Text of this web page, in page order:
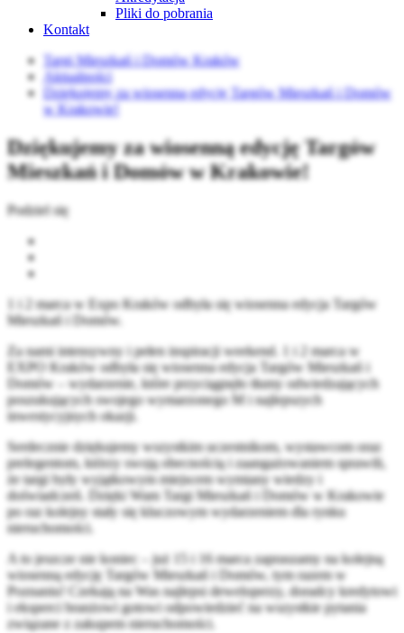
Pliki do pobrania
Kontakt
Targi Mieszkań i Domów Kraków
Aktualności
Dziękujemy za wiosenną edycję Targów Mieszkań i Domów
w Krakowie!
Dziękujemy za wiosenną edycję Targów
Mieszkań i Domów w Krakowie!
Podziel się
1 i 2 marca w Expo Kraków odbyła się wiosenna edycja Targów
Mieszkań i Domów.
Za nami intensywny i pełen inspiracji weekend. 1 i 2 marca w
EXPO Kraków odbyła się wiosenna edycja Targów Mieszkań i
Domów – wydarzenie, które przyciągnęło tłumy odwiedzających
poszukujących swojego wymarzonego M i najlepszych
inwestycyjnych okazji.
Serdecznie dziękujemy wszystkim uczestnikom, wystawcom oraz
prelegentom, którzy swoją obecnością i zaangażowaniem sprawili,
że targi były wyjątkowym miejscem wymiany wiedzy i
doświadczeń. Dzięki Wam Targi Mieszkań i Domów w Krakowie
po raz kolejny stały się kluczowym wydarzeniem dla rynku
nieruchomości.
A to jeszcze nie koniec – już 15 i 16 marca zapraszamy na kolejną
wiosenną edycję Targów Mieszkań i Domów, tym razem w
Poznaniu! Czekają na Was najlepsi deweloperzy, doradcy kredytowi
i eksperci branżowi gotowi odpowiedzieć na wszystkie pytania
związane z zakupem nieruchomości.